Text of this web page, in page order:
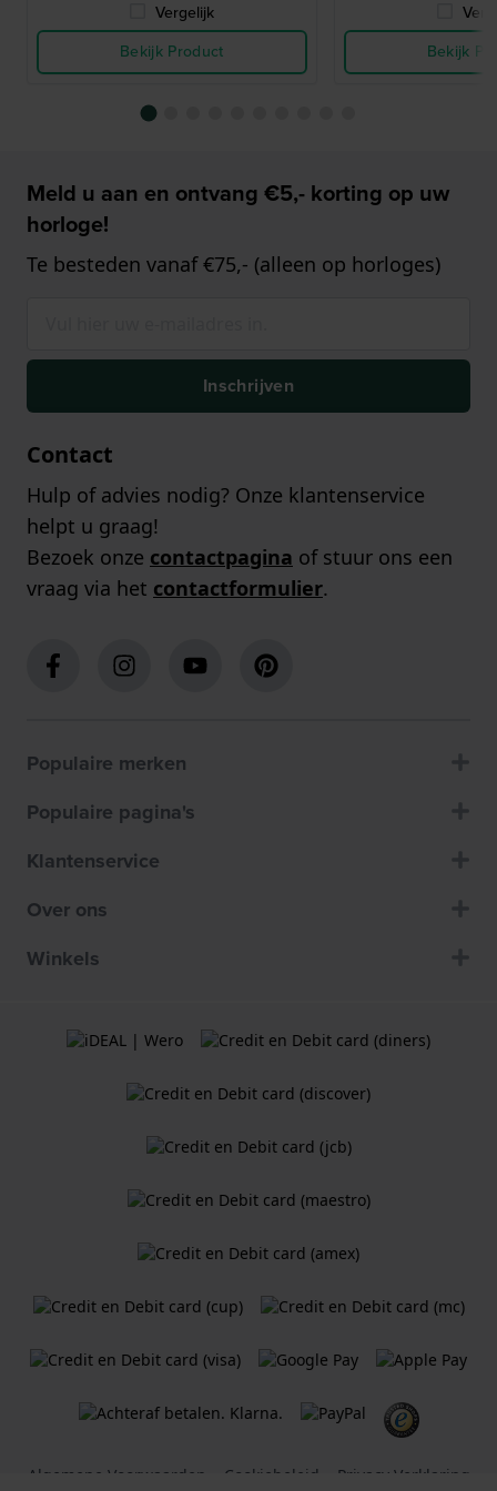
Vergelijk
Bekijk Product
Bekijk
Meld u aan en ontvang €5,- korting op uw
horloge!
Te besteden vanaf €75,- (alleen op horloges)
Inschrijven
Contact
Hulp of advies nodig? Onze klantenservice
helpt u graag!
Bezoek onze contactpagina of stuur ons een
vraag via het contactformulier.
Populaire merken
Populaire pagina's
Klantenservice
Over ons
Winkels
Algemene Voorwaarden Cookiebeleid Privacy Verklaring